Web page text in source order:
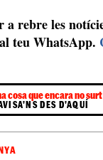
a rebre les
al teu WhatsApp.
cosa que encara no surt
DES D'AQUÍ